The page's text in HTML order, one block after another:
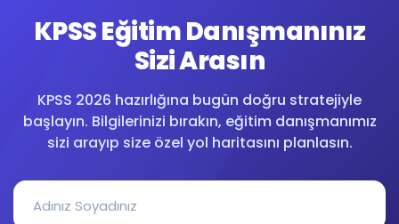
KPSS Eğitim Danışmanınız
Sizi Arasın
KPSS 2026 hazırlığına bugün doğru stratejiyle
başlayın. Bilgilerinizi bırakın, eğitim danışmanımız
sizi arayıp size özel yol haritasını planlasın.